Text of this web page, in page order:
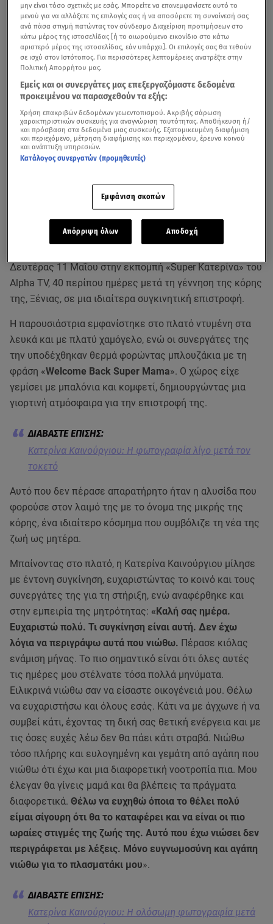
Δευτέρας 11 Μαΐου στην εκπομπή «Super Κατερίνα» του
Alpha TV, 40 περίπου ημέρες μετά τη γέννηση της κόρης
της, Ξένιας, σε μια ιδιαίτερα συγκινητική επιστροφή.
Η παρουσιάστρια εμφανίστηκε στο πλατό ντυμένη στα
λευκά και με πλατύ χαμόγελο, ενώ οι συνεργάτες της
την υποδέχθηκαν θερμά φορώντας μπλουζάκια με τη
φράση «Welcome Back Super Mama». Ο χώρος είχε
γεμίσει με μπαλόνια και κομφετί, δημιουργώντας μια
γιορτινή ατμόσφαιρα για την επιστροφή της.
Κατερίνα Καινούργιου: Η φωτογραφία λίγο μετά τον
τοκετό
Αυτό που δεν πέρασε απαρατήρητο ήταν η αλυσίδα που
φορούσε στον λαιμό της με το όνομα της μικρής της
κόρης, ένα ιδιαίτερο κόσμημα που συμβόλιζε τη νέα της
ζωή ως μητέρα.
Μπαίνοντας στο πλατό, η Κατερίνα Καινούργιου μίλησε
με έντονη συγκίνηση, ευχαριστώντας το κοινό και τους
συνεργάτες της για τη στήριξη, ενώ αναφέρθηκε και
στην εμπειρία της μητρότητας: «Καλή σας ημέρα.
Ευχαριστώ πολύ. Τι συγκίνηση είναι αυτή. Δεν έχω
λόγια να περιγράψω αυτά που νιώθω. Πέρασε κιόλας
ενάμιση μήνας. Το πιο σημαντικό είναι ότι όλες αυτές
τις ημέρες μου στέλνατε τόσα πολλά μηνύματα.
Ειλικρινά νιώθω σαν να είσαστε οικογένειά μου. Θέλω
να ευχαριστήσω και όλους εσάς. Κάτι να με άγχωνε ή να
συμβεί κάτι, έχοντας τη δική σας θετική ενέργεια και με
τις όσες ευχές λέω δεν θα πάει κάτι στραβά. Νιώθω
τόσο πλήρης και ευλογημένη και γεμάτη από αγάπη που
νιώθω ότι έχω και μια διαφορετική νοοτροπία πια. Μου
έλεγαν θα γίνεις μαμά και θα βλέπεις τα πράγματα
διαφορετικά. Θέλω να ευχηθώ όποια το θέλει πολύ
είμαι σίγουρη ότι θα το καταφέρει και να είναι οι πιο
ωραίες στιγμές της ζωής της. Αυτό που έχω νιώσει δεν
περιγράφεται με λέξεις. Μόνο ευγνωμοσύνη και αγάπη
νιώθω για το πλασματάκι μου».
Κατερίνα Καινούργιου: Η ολόσωμη φωτογραφία μετά
μην είναι τόσο σχετικές με εσάς. Μπορείτε να επανεμφανίσετε αυτό το
μενού για να αλλάξετε τις επιλογές σας ή να αποσύρετε τη συναίνεσή σας
ανά πάσα στιγμή πατώντας τον σύνδεσμο Διαχείριση προτιμήσεων στο
κάτω μέρος της ιστοσελίδας [ή το αιωρούμενο εικονίδιο στο κάτω
αριστερό μέρος της ιστοσελίδας, εάν υπάρχει]. Οι επιλογές σας θα τεθούν
σε ισχύ στον Ιστότοπος. Για περισσότερες λεπτομέρειες ανατρέξτε στην
Πολιτική Απορρήτου μας.
Εμείς και οι συνεργάτες μας επεξεργαζόμαστε δεδομένα
προκειμένου να παρασχεθούν τα εξής:
Χρήση επακριβών δεδομένων γεωεντοπισμού. Ακριβής σάρωση
χαρακτηριστικών συσκευής για αναγνώριση ταυτότητας. Αποθήκευση ή/
και πρόσβαση στα δεδομένα μιας συσκευής. Εξατομικευμένη διαφήμιση
και περιεχόμενο, μέτρηση διαφήμισης και περιεχομένου, έρευνα κοινού
και ανάπτυξη υπηρεσιών.
Κατάλογος συνεργατών (προμηθευτές)
Εμφάνιση σκοπών
Απόρριψη όλων Αποδοχή